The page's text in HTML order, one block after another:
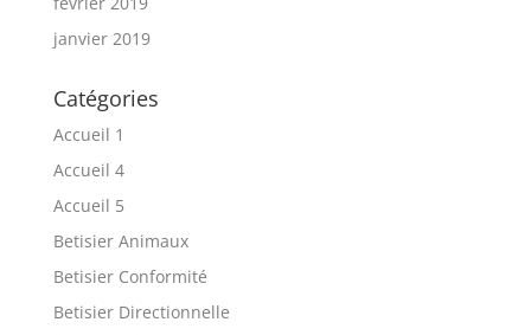
janvier 2019
Catégories
Accueil 1
Accueil 4
Accueil 5
Betisier Animaux
Betisier Conformité
Betisier Directionnelle